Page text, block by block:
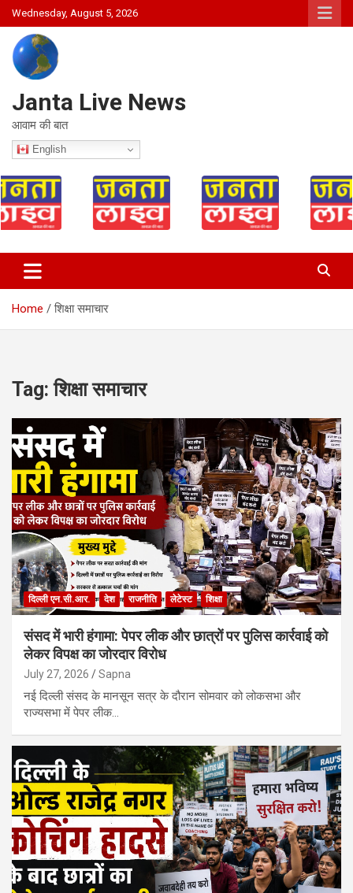
Skip
to
content
Wednesday, August 5, 2026
Janta Live News
आवाम की बात
English
Home शिक्षा समाचार
Tag:शिक्षा समाचार
दिल्ली एन.सी.आर. देश राजनीति लेटेस्ट शिक्षा
संसद में भारी हंगामा: पेपर लीक और छात्रों पर पुलिस कार्रवाई को
लेकर विपक्ष का जोरदार विरोध
July 27, 2026 Sapna
नई दिल्ली संसद के मानसून सत्र के दौरान सोमवार को लोकसभा और
राज्यसभा में पेपर लीक…